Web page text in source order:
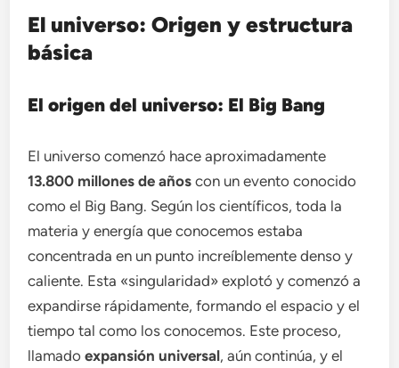
El universo: Origen y estructura
básica
El origen del universo: El Big Bang
El universo comenzó hace aproximadamente
13.800 millones de años con un evento conocido
como el Big Bang. Según los científicos, toda la
materia y energía que conocemos estaba
concentrada en un punto increíblemente denso y
caliente. Esta «singularidad» explotó y comenzó a
expandirse rápidamente, formando el espacio y el
tiempo tal como los conocemos. Este proceso,
llamadoexpansión universal, aún continúa, y el